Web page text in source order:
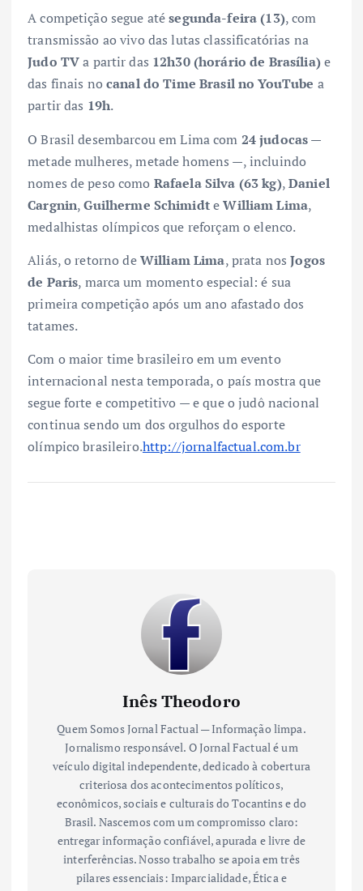
A competição segue atésegunda-feira (13), com
transmissão ao vivo das lutas classificatórias na
Judo TVa partir das 12h30 (horário de Brasília)e
das finais nocanal do Time Brasil no YouTube a
partir das 19h.
O Brasil desembarcou em Lima com 24 judocas—
metade mulheres, metade homens —, incluindo
nomes de peso como Rafaela Silva (63 kg),Daniel
Cargnin,Guilherme SchimidteWilliam Lima,
medalhistas olímpicos que reforçam o elenco.
Aliás, o retorno deWilliam Lima, prata nosJogos
de Paris, marca um momento especial: é sua
primeira competição após um ano afastado dos
tatames.
Com o maior time brasileiro em um evento
internacional nesta temporada, o país mostra que
segue forte e competitivo — e que o judô nacional
continua sendo um dos orgulhos do esporte
olímpico brasileiro.http://jornalfactual.com.br
Inês Theodoro
Quem Somos Jornal Factual — Informação limpa.
Jornalismo responsável. O Jornal Factual é um
veículo digital independente, dedicado à cobertura
criteriosa dos acontecimentos políticos,
econômicos, sociais e culturais do Tocantins e do
Brasil. Nascemos com um compromisso claro:
entregar informação confiável, apurada e livre de
interferências. Nosso trabalho se apoia em três
pilares essenciais: Imparcialidade, Ética e